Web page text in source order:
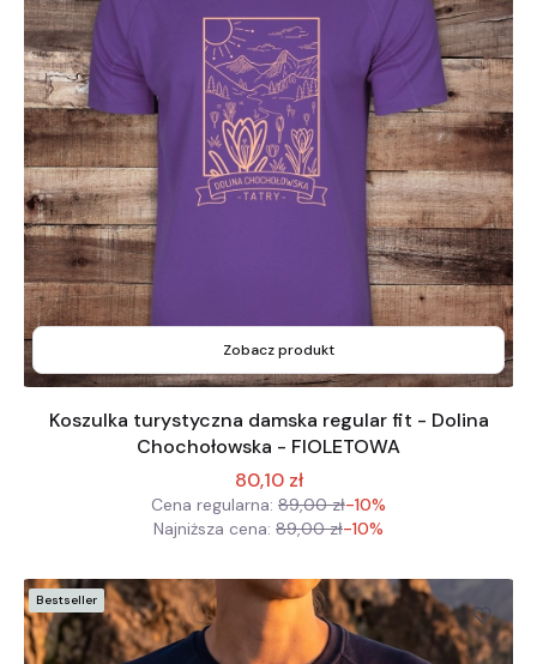
Zobacz produkt
Koszulka turystyczna damska regular fit - Dolina
Chochołowska - FIOLETOWA
80,10 zł
Cena regularna: 89,00 zł-10%
Najniższa cena: 89,00 zł-10%
Bestseller